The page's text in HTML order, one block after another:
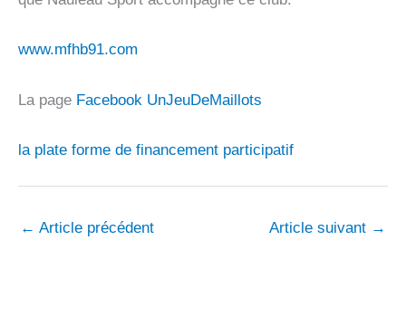
www.mfhb91.com
La page Facebook UnJeuDeMaillots
la plate forme de financement participatif
← Article précédent Article suivant →